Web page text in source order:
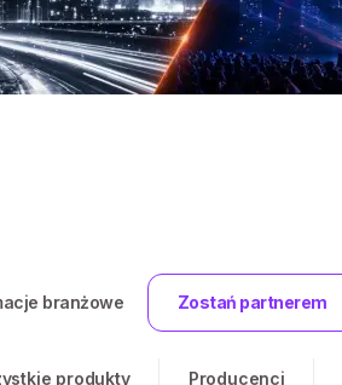
branżowe Zostań partnerem
produkty Producenci